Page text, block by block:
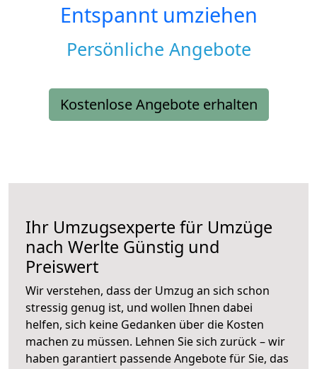
Entspannt umziehen
Persönliche Angebote
Kostenlose Angebote erhalten
Ihr Umzugsexperte für Umzüge
nach Werlte Günstig und
Preiswert
Wir verstehen, dass der Umzug an sich schon
stressig genug ist, und wollen Ihnen dabei
helfen, sich keine Gedanken über die Kosten
machen zu müssen. Lehnen Sie sich zurück – wir
haben garantiert passende Angebote für Sie, das